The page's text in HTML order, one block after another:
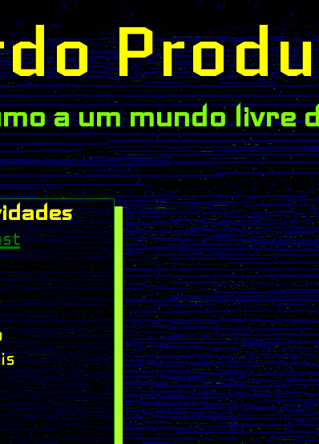
a um mundo livre